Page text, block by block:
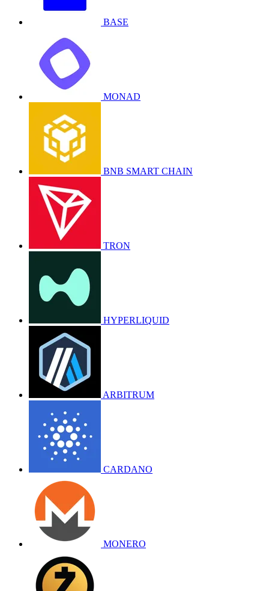
BASE
MONAD
BNB SMART CHAIN
TRON
HYPERLIQUID
ARBITRUM
CARDANO
MONERO